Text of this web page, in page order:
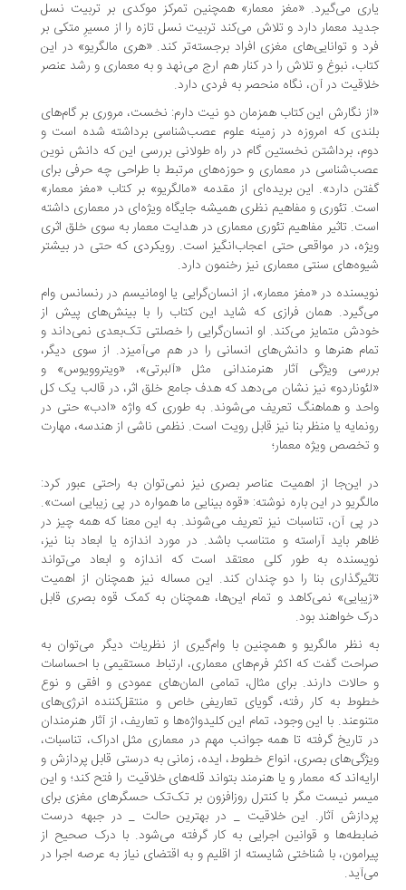
می‌گیرد. «مغز معمار»‌ همچنین تمرکز موکدی بر تربیت نسل
معمار دارد و تلاش می‌کند تربیت نسل تازه را از مسیرِ متکی بر
و توانایی‌های مغزی افراد برجسته‌تر کند. «هری مالگریو» در این
نبوغ و تلاش را در کنار هم ارج می‌نهد و به معماری و رشد عنصر
در آن، نگاه منحصر به فردی دارد.
نگارش این کتاب همزمان دو نیت دارم: نخست، مروری بر گام‌های
که امروزه در زمینه علوم عصب‌شناسی برداشته شده است و
برداشتن نخستین گام در راه طولانی بررسی این که دانش نوین
در معماری و حوزه‌های مرتبط با طراحی چه حرفی برای
دارد». این بریده‌ای از مقدمه «مالگریو» بر کتاب «مغز معمار»
تئوری و مفاهیم نظری همیشه جایگاه ویژه‌ای در معماری داشته
تاثیر مفاهیم تئوری معماری در هدایت معمار به سوی خلق اثری
در مواقعی حتی اعجاب‌انگیز است. رویکردی که حتی در بیشتر
سنتی معماری نیز رخنمون دارد.
در «مغز معمار»، از انسان‌گرایی یا اومانیسم در رنسانس وام
همان فرازی که شاید این کتاب را با بینش‌های پیش از
متمایز می‌کند. او انسان‌گرایی را خصلتی تک‌بعدی نمی‌داند و
هنرها و دانش‌های انسانی را در هم می‌آمیزد. از سوی دیگر،
ویژگی آثار هنرمندانی مثل «آلبرتی»، «ویتروویوس» و
نیز نشان می‌دهد که هدف جامع خلق اثر، در قالب یک کل
و هماهنگ تعریف می‌شوند. به طوری که واژه «ادب» حتی در
یا منظر بنا نیز قابل رویت است. نظمی ناشی از هندسه، مهارت
ویژه معمار؛
این‌جا از اهمیت عناصر بصری نیز نمی‌توان به راحتی عبور کرد:
در این باره نوشته: «قوه بینایی ما همواره در پی زیبایی است».
پی آن، تناسبات نیز تعریف می‌شوند. به این معنا که همه چیز در
باید آراسته و متناسب باشد. در مورد اندازه یا ابعاد بنا نیز،
به طور کلی معتقد است که اندازه و ابعاد می‌تواند
بنا را دو چندان کند. این مساله نیز همچنان از اهمیت
نمی‌کاهد و تمام این‌ها، همچنان به کمک قوه بصری قابل
خواهند بود.
نظر مالگریو و همچنین با وام‌گیری از نظریات دیگر می‌توان به
گفت که اکثر فرم‌های معماری، ارتباط مستقیمی با احساسات
دارند. برای مثال، تمامی المان‌های عمودی و افقی و نوع
به کار رفته، گویای تعاریفی خاص و منتقل‌کننده انرژی‌های
با این وجود، تمام این کلیدواژه‌ها و تعاریف، از آثار هنرمندان
تاریخ گرفته تا همه جوانب مهم در معماری مثل ادراک، ‌تناسبات،
بصری، انواع خطوط، ایده، زمانی به درستی قابل پردازش و
که معمار و یا هنرمند بتواند قله‌های خلاقیت را فتح کند؛ و این
نیست مگر با کنترل روزافزون بر تک‌تک حسگرهای مغزی برای
آثار. این خلاقیت _ در بهترین حالت _ در جبهه درست
و قوانین اجرایی به کار گرفته می‌شود. با درک صحیح از
با شناختی شایسته از اقلیم و به اقتضای نیاز به عرصه اجرا در